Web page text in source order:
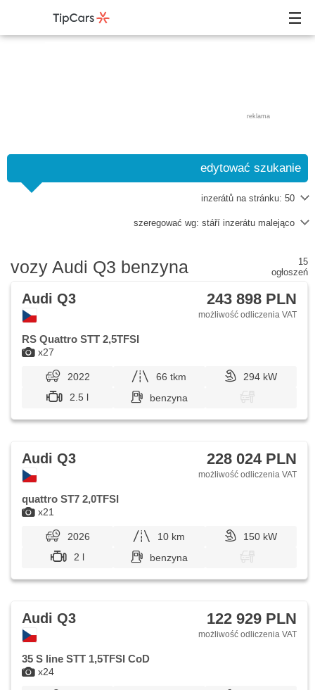
reklama
edytować szukanie
inzerátů na stránku: 50
szeregować wg: stáří inzerátu malejąco
vozy Audi Q3 benzyna
15
ogłoszeń
x27
Audi Q3 243 898 PLN
możliwość odliczenia VAT
RS Quattro STT 2,5TFSI
2022 66 tkm
294 kW
2.5 l
benzyna
x21
Audi Q3 228 024 PLN
możliwość odliczenia VAT
quattro ST7 2,0TFSI
2026 10 km
150 kW
2 l
benzyna
x24
Audi Q3 122 929 PLN
możliwość odliczenia VAT
35 S line STT 1,5TFSI CoD